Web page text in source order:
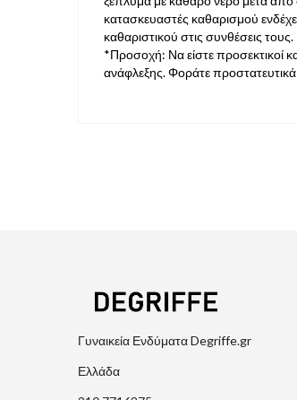
κατασκευαστές καθαρισμού
καθαριστικού στις συνθέσεις τους.
*Προσοχή: Να είστε προσεκτικοί
ανάφλεξης. Φοράτε προστατευτικά
Γυναικεία Ενδύματα Degriffe.gr
Ελλάδα